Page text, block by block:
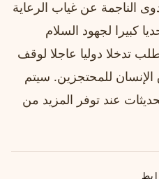
الناجمة عن غياب الرعاية
كبيرا لجهود السلام
تدخلا دوليا عاجلا لوقف
للمحتجزين. سيتم
عند توفر المزيد من